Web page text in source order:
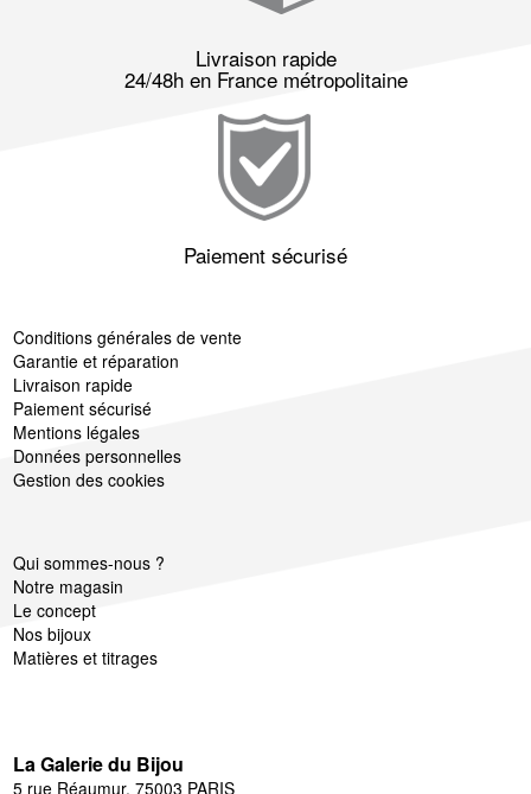
Livraison rapide
24/48h en France métropolitaine
Paiement sécurisé
Conditions générales de vente
Garantie et réparation
Livraison rapide
Paiement sécurisé
Mentions légales
Données personnelles
Gestion des cookies
Qui sommes-nous ?
Notre magasin
Le concept
Nos bijoux
Matières et titrages
La Galerie du Bijou
5 rue Réaumur, 75003 PARIS